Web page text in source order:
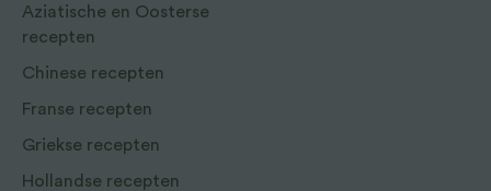
Aziatische en Oosterse
recepten
Chinese recepten
Franse recepten
Griekse recepten
Hollandse recepten